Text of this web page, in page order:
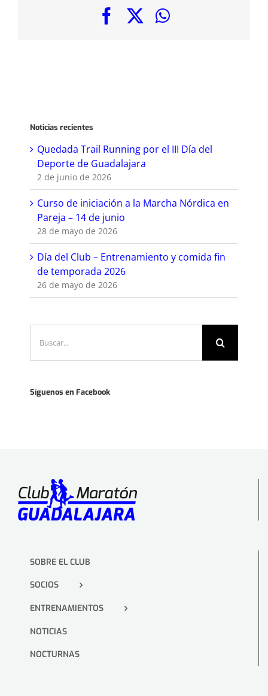
FacebookWhatsApp
Noticias recientes
Quedada Trail Running por el III Día del
Deporte de Guadalajara
2 de junio de 2026
Curso de iniciación a la Marcha Nórdica en
Pareja – 14 de junio
28 de mayo de 2026
Día del Club – Entrenamiento y comida fin
de temporada 2026
26 de mayo de 2026
Síguenos en Facebook
SOBRE EL CLUB
SOCIOS
ENTRENAMIENTOS
NOTICIAS
NOCTURNAS